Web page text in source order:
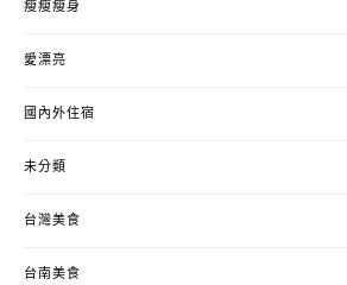
瘦瘦瘦身
愛漂亮
國內外住宿
未分類
台灣美食
台南美食